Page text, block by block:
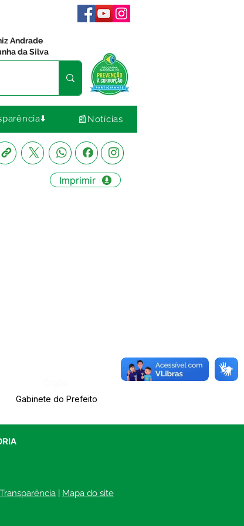
Andrade
da Silva
📰Notícias
Imprimir
Gabinete do Prefeito
| Mapa do site